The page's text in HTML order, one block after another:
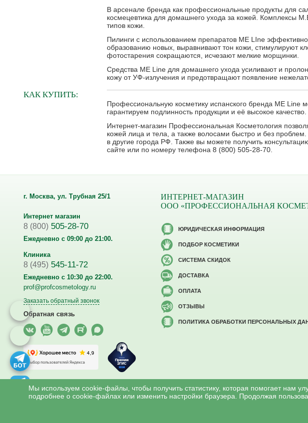
В арсенале бренда как профессиональные продукты для
космецевтика для домашнего ухода за кожей. Комплексы
типов кожи.
Пилинги с использованием препаратов ME LIne
образованию новых, выравнивают тон кожи, стимулируют
фотостарения сокращаются, исчезают мелкие морщинки.
Средства ME Line для домашнего ухода усиливают и
кожу от УФ-излучения и предотвращают появление
КАК КУПИТЬ:
Профессиональную косметику испанского бренда ME Line
гарантируем подлинность продукции и её высокое качество.
Интернет-магазин Профессиональная Косметология
кожей лица и тела, а также волосами быстро и без
в другие города РФ. Также вы можете получить
сайте или по номеру телефона 8 (800) 505-28-70.
г. Москва, ул. Трубная 25/1
Интернет магазин
8 (800) 505-28-70
Ежедневно с 09:00 до 21:00.
Клиника
8 (495) 545-11-72
Ежедневно с 10:30 до 22:00.
prof@profcosmetology.ru
Заказать обратный звонок
Обратная связь
ИНТЕРНЕТ-МАГАЗИН
ООО «ПРОФЕССИОНАЛЬНАЯ
ЮРИДИЧЕСКАЯ ИНФОРМАЦИЯ
ПОДБОР КОСМЕТИКИ
CИСТЕМА СКИДОК
ДОСТАВКА
ОПЛАТА
ОТЗЫВЫ
ПОЛИТИКА ОБРАБОТКИ ПЕРСОНАЛЬНЫХ
Все права на материалы сайта www.profcosmetology.ru охраняются в соответствии c
Мы используем cookie-файлы, чтобы получить статистику, которая помогает нам
подробнее о cookie-файлах или изменить настройки браузера. Продолжая